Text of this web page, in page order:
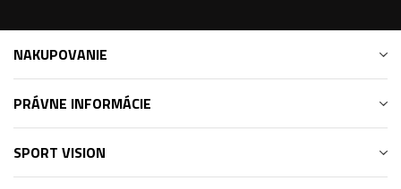
NAKUPOVANIE
PRÁVNE INFORMÁCIE
SPORT VISION